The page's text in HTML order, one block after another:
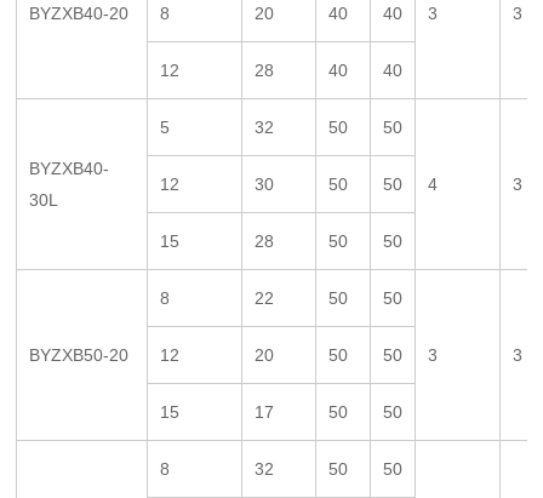
BYZXB40-20 3 3
8 20 40 40
12 28 40 40
BYZXB40-
30L
5 32 50 50
4 3
12 30 50 50
15 28 50 50
BYZXB50-20
8 22 50 50
3 3
12 20 50 50
15 17 50 50
8 32 50 50